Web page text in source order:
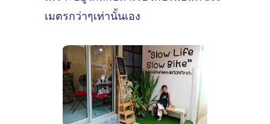
เมตรกว่าๆเท่านั้นเอง